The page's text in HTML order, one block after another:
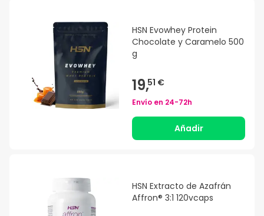
HSN Evowhey Protein
Chocolate y Caramelo 500
g
19,51 €
Envío en 24-72h
Añadir
HSN Extracto de Azafrán
Affron® 3:1 120vcaps